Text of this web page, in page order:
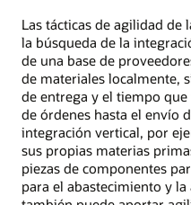
Las tácticas de agilidad de
la búsqueda de la
de una base de
de materiales localmente,
de entrega y el tiempo
de órdenes hasta el envío
integración vertical, por
sus propias materias
piezas de componentes
para el abastecimiento y